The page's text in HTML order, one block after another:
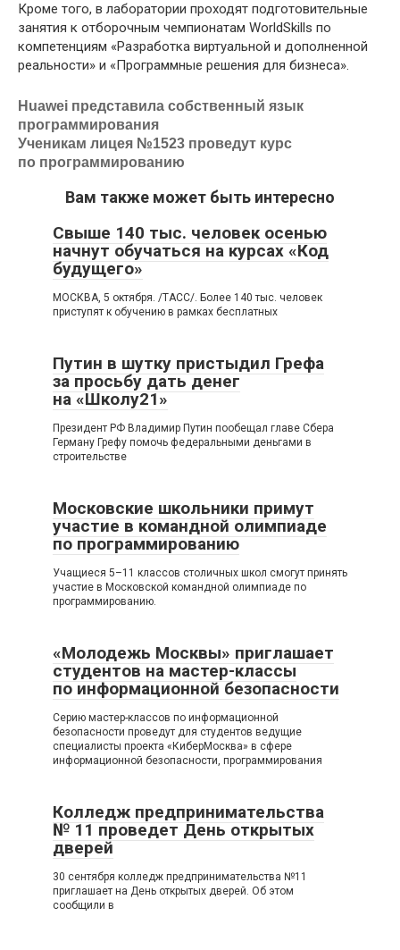
Кроме того, в лаборатории проходят подготовительные
занятия к отборочным чемпионатам WorldSkills по
компетенциям «Разработка виртуальной и дополненной
реальности» и «Программные решения для бизнеса».
Huawei представила собственный язык
программирования
Ученикам лицея №1523 проведут курс
по программированию
Вам также может быть интересно
Свыше 140 тыс. человек осенью
начнут обучаться на курсах «Код
будущего»
МОСКВА, 5 октября. /ТАСС/. Более 140 тыс. человек
приступят к обучению в рамках бесплатных
Путин в шутку пристыдил Грефа
за просьбу дать денег
на «Школу21»
Президент РФ Владимир Путин пообещал главе Сбера
Герману Грефу помочь федеральными деньгами в
строительстве
Московские школьники примут
участие в командной олимпиаде
по программированию
Учащиеся 5–11 классов столичных школ смогут принять
участие в Московской командной олимпиаде по
программированию.
«Молодежь Москвы» приглашает
студентов на мастер-классы
по информационной безопасности
Серию мастер-классов по информационной
безопасности проведут для студентов ведущие
специалисты проекта «КиберМосква» в сфере
информационной безопасности, программирования
Колледж предпринимательства
№ 11 проведет День открытых
дверей
30 сентября колледж предпринимательства №11
приглашает на День открытых дверей. Об этом
сообщили в